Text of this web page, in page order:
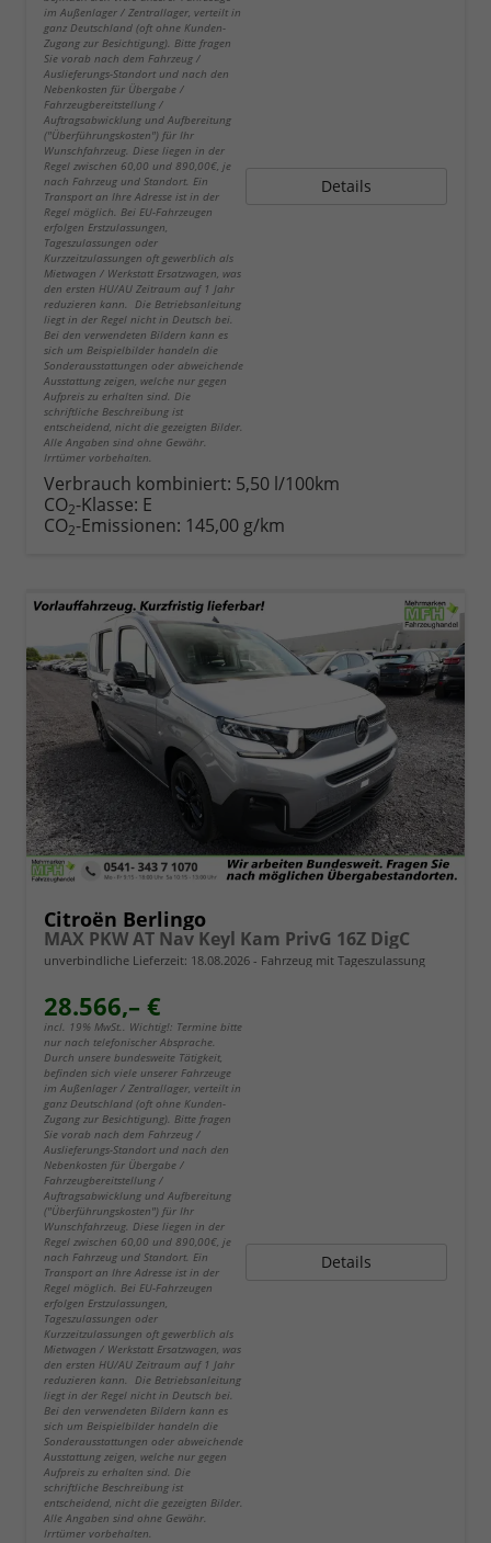
im Außenlager / Zentrallager, verteilt in
ganz Deutschland (oft ohne Kunden-
Zugang zur Besichtigung). Bitte fragen
Sie vorab nach dem Fahrzeug /
Auslieferungs-Standort und nach den
Nebenkosten für Übergabe /
Fahrzeugbereitstellung /
Auftragsabwicklung und Aufbereitung
("Überführungskosten") für Ihr
Wunschfahrzeug. Diese liegen in der
Regel zwischen 60,00 und 890,00€, je
nach Fahrzeug und Standort. Ein
Transport an Ihre Adresse ist in der
Regel möglich. Bei EU-Fahrzeugen
erfolgen Erstzulassungen,
Tageszulassungen oder
Kurzzeitzulassungen oft gewerblich als
Mietwagen / Werkstatt Ersatzwagen, was
den ersten HU/AU Zeitraum auf 1 Jahr
reduzieren kann. Die Betriebsanleitung
liegt in der Regel nicht in Deutsch bei.
Bei den verwendeten Bildern kann es
sich um Beispielbilder handeln die
Sonderausstattungen oder abweichende
Ausstattung zeigen, welche nur gegen
Aufpreis zu erhalten sind. Die
schriftliche Beschreibung ist
entscheidend, nicht die gezeigten Bilder.
Alle Angaben sind ohne Gewähr.
Irrtümer vorbehalten.
Details
Verbrauch kombiniert: 5,50 l/100km
CO2-Klasse: E
CO2-Emissionen: 145,00 g/km
Citroën Berlingo
MAX PKW AT Nav Keyl Kam PrivG 16Z DigC
unverbindliche Lieferzeit: 18.08.2026 Fahrzeug mit Tageszulassung
28.566,– €
incl. 19% MwSt.. Wichtig!: Termine bitte
nur nach telefonischer Absprache.
Durch unsere bundesweite Tätigkeit,
befinden sich viele unserer Fahrzeuge
im Außenlager / Zentrallager, verteilt in
ganz Deutschland (oft ohne Kunden-
Zugang zur Besichtigung). Bitte fragen
Sie vorab nach dem Fahrzeug /
Auslieferungs-Standort und nach den
Nebenkosten für Übergabe /
Fahrzeugbereitstellung /
Auftragsabwicklung und Aufbereitung
("Überführungskosten") für Ihr
Wunschfahrzeug. Diese liegen in der
Regel zwischen 60,00 und 890,00€, je
nach Fahrzeug und Standort. Ein
Transport an Ihre Adresse ist in der
Regel möglich. Bei EU-Fahrzeugen
erfolgen Erstzulassungen,
Tageszulassungen oder
Kurzzeitzulassungen oft gewerblich als
Mietwagen / Werkstatt Ersatzwagen, was
den ersten HU/AU Zeitraum auf 1 Jahr
reduzieren kann. Die Betriebsanleitung
liegt in der Regel nicht in Deutsch bei.
Bei den verwendeten Bildern kann es
sich um Beispielbilder handeln die
Sonderausstattungen oder abweichende
Ausstattung zeigen, welche nur gegen
Aufpreis zu erhalten sind. Die
schriftliche Beschreibung ist
entscheidend, nicht die gezeigten Bilder.
Alle Angaben sind ohne Gewähr.
Irrtümer vorbehalten.
Details